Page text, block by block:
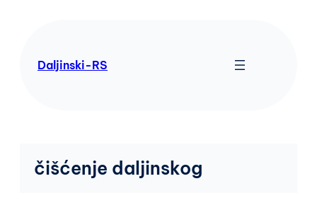
Daljinski-RS
čišćenje daljinskog